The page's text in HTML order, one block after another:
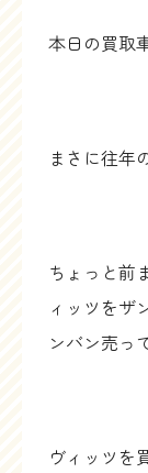
本日の買取
まさに往年
ちょっと前
ィッツをザ
ンバン売っ
ヴィッツを